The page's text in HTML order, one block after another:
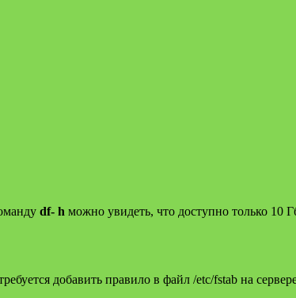
df- h можно увидеть, что доступно только 10
добавить правило в файл /etc/fstab на